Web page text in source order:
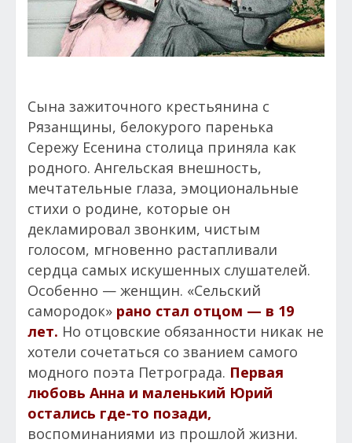
Сына зажиточного крестьянина с
Рязанщины, белокурого паренька
Сережу Есенина столица приняла как
родного. Ангельская внешность,
мечтательные глаза, эмоциональные
стихи о родине, которые он
декламировал звонким, чистым
голосом, мгновенно растапливали
сердца самых искушенных слушателей.
Особенно — женщин. «Сельский
самородок» рано стал отцом — в 19
лет. Но отцовские обязанности никак не
хотели сочетаться со званием самого
модного поэта Петрограда. Первая
любовь Анна и маленький Юрий
остались где-то позади,
воспоминаниями из прошлой жизни.